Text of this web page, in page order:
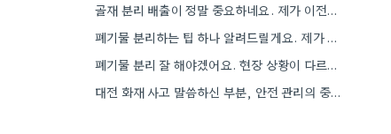
골재 분리 배출이 정말 중요하네요. 제가 이전에 비슷한 현장을 방문했을 때도 이렇게 철저하게 분류하지 않은…
폐기물 분리하는 팁 하나 알려드릴게요. 제가 작업할 때, 철근은 따로 모아두고 골재는 색깔별로 구분해서 보관했는데,…
폐기물 분리 잘 해야겠어요. 현장 상황이 다르고, 시스템 등록도 꼼꼼히 확인해야 하니까.
대전 화재 사고 말씀하신 부분, 안전 관리의 중요성을 다시 한번 생각하게 되네요. 특히 규모가 큰…